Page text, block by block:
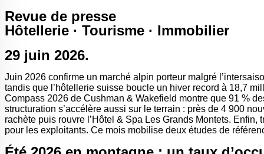
Revue de presse
Hôtellerie · Tourisme · Immobilier
29 juin 2026.
Juin 2026 confirme un marché alpin porteur malgré
tandis que l’hôtellerie suisse boucle un hiver record à 18,7
Compass 2026 de Cushman & Wakefield montre que 91 %
structuration s’accélère aussi sur le terrain : près de 4 900
rachète puis rouvre l’Hôtel & Spa Les Grands Montets.
pour les exploitants. Ce mois mobilise deux études de